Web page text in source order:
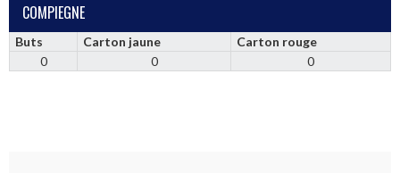
COMPIEGNE
Buts Carton jaune
Carton rouge
0
0 0